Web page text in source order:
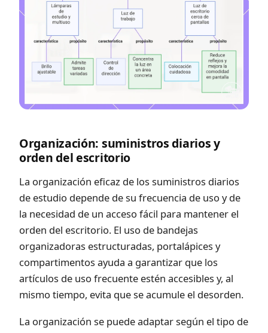
Organización: suministros diarios y
orden del escritorio
La organización eficaz de los suministros diarios
de estudio depende de su frecuencia de uso y de
la necesidad de un acceso fácil para mantener el
orden del escritorio. El uso de bandejas
organizadoras estructuradas, portalápices y
compartimentos ayuda a garantizar que los
artículos de uso frecuente estén accesibles y, al
mismo tiempo, evita que se acumule el desorden.
La organización se puede adaptar según el tipo de